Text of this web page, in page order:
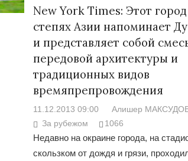
New York Times: Этот
степях Азии напоминает
и представляет собой
передовой архитектуры и
традиционных видов
времяпрепровождения
11.12.2013 09:00
Алишер
За рубежом
1066
Недавно на окраине города, на
скользком от дождя и грязи,